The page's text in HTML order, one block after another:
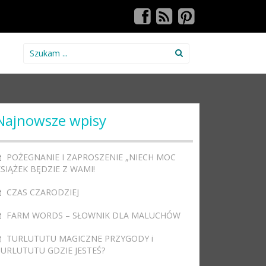
Search for:
wpisy
POŻEGNANIE I ZAPROSZENIE „NIECH MOC
BĘDZIE Z WAMI!
CZAS CZARODZIEJ
FARM WORDS – SŁOWNIK DLA MALUCHÓW
TURLUTUTU MAGICZNE PRZYGODY i
GDZIE JESTEŚ?